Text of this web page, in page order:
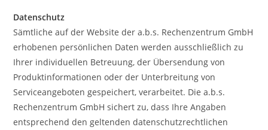
Datenschutz
Sämtliche auf der Website der a.b.s. Rechenzentrum GmbH
erhobenen persönlichen Daten werden ausschließlich zu
Ihrer individuellen Betreuung, der Übersendung von
Produktinformationen oder der Unterbreitung von
Serviceangeboten gespeichert, verarbeitet. Die a.b.s.
Rechenzentrum GmbH sichert zu, dass Ihre Angaben
entsprechend den geltenden datenschutzrechtlichen